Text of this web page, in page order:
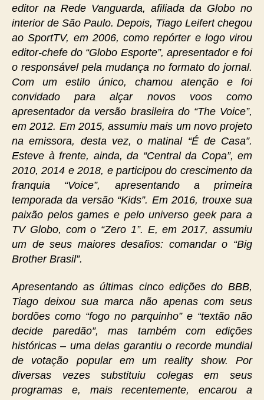
editor na Rede Vanguarda, afiliada da Globo no
interior de São Paulo. Depois, Tiago Leifert chegou
ao SportTV, em 2006, como repórter e logo virou
editor-chefe do “Globo Esporte”, apresentador e foi
o responsável pela mudança no formato do jornal.
Com um estilo único, chamou atenção e foi
convidado para alçar novos voos como
apresentador da versão brasileira do “The Voice”,
em 2012. Em 2015, assumiu mais um novo projeto
na emissora, desta vez, o matinal “É de Casa”.
Esteve à frente, ainda, da “Central da Copa”, em
2010, 2014 e 2018, e participou do crescimento da
franquia “Voice”, apresentando a primeira
temporada da versão “Kids”. Em 2016, trouxe sua
paixão pelos games e pelo universo geek para a
TV Globo, com o “Zero 1”. E, em 2017, assumiu
um de seus maiores desafios: comandar o “Big
Brother Brasil”.
Apresentando as últimas cinco edições do BBB,
Tiago deixou sua marca não apenas com seus
bordões como “fogo no parquinho” e “textão não
decide paredão”, mas também com edições
históricas – uma delas garantiu o recorde mundial
de votação popular em um reality show. Por
diversas vezes substituiu colegas em seus
programas e, mais recentemente, encarou a